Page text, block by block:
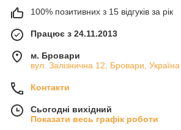
100% позитивних з 15 відгуків за рік
Працює з 24.11.2013
м. Бровари
вул. Залізнична 12, Бровари, Україна
Контакти
Сьогодні вихідний
Показати весь графік роботи